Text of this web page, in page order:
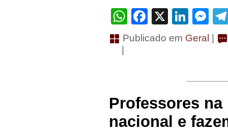
WhatsApp
Facebook
X
Publicado em Geral
Professores na
nacional e